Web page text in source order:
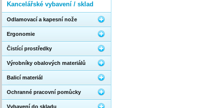
Kancelářské vybavení / sklad
Odlamovací a kapesní nože
Ergonomie
Čistící prostředky
Výrobníky obalových materiálů
Balicí materiál
Ochranné pracovní pomůcky
Vybavení do skladu